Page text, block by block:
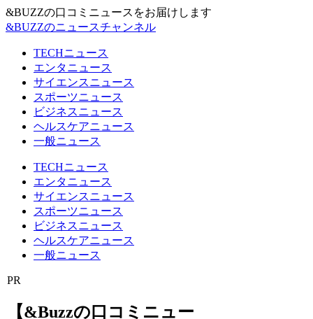
&BUZZの口コミニュースをお届けします
&BUZZのニュースチャンネル
TECHニュース
エンタニュース
サイエンスニュース
スポーツニュース
ビジネスニュース
ヘルスケアニュース
一般ニュース
TECHニュース
エンタニュース
サイエンスニュース
スポーツニュース
ビジネスニュース
ヘルスケアニュース
一般ニュース
PR
【&Buzzの口コミニュー